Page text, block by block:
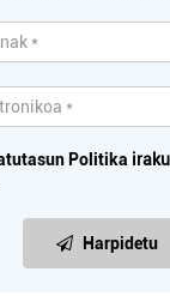
Politika
Harpidetu